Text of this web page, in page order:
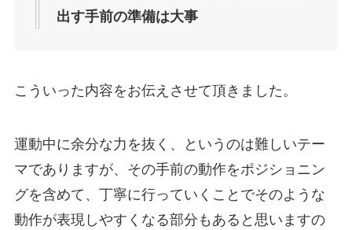
出す手前の準備は大事
こういった内容をお伝えさせて頂きました。
運動中に余分な力を抜く、というのは難しいテー
マでありますが、その手前の動作をポジショニン
グを含めて、丁寧に行っていくことでそのような
動作が表現しやすくなる部分もあると思いますの